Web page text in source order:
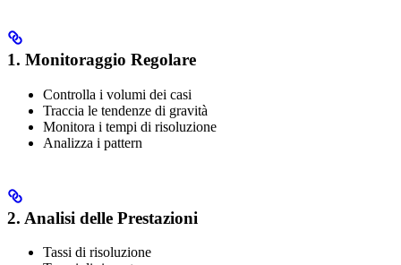
1. Monitoraggio Regolare
Controlla i volumi dei casi
Traccia le tendenze di gravità
Monitora i tempi di risoluzione
Analizza i pattern
2. Analisi delle Prestazioni
Tassi di risoluzione